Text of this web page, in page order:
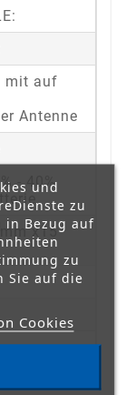
mit auf
Antenne
- 40%
x15
und
zu
in Bezug auf
zu
Sie auf die
Cookies